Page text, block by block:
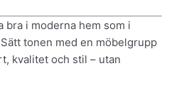
bra i moderna hem som i
tonen med en möbelgrupp
kvalitet och stil – utan